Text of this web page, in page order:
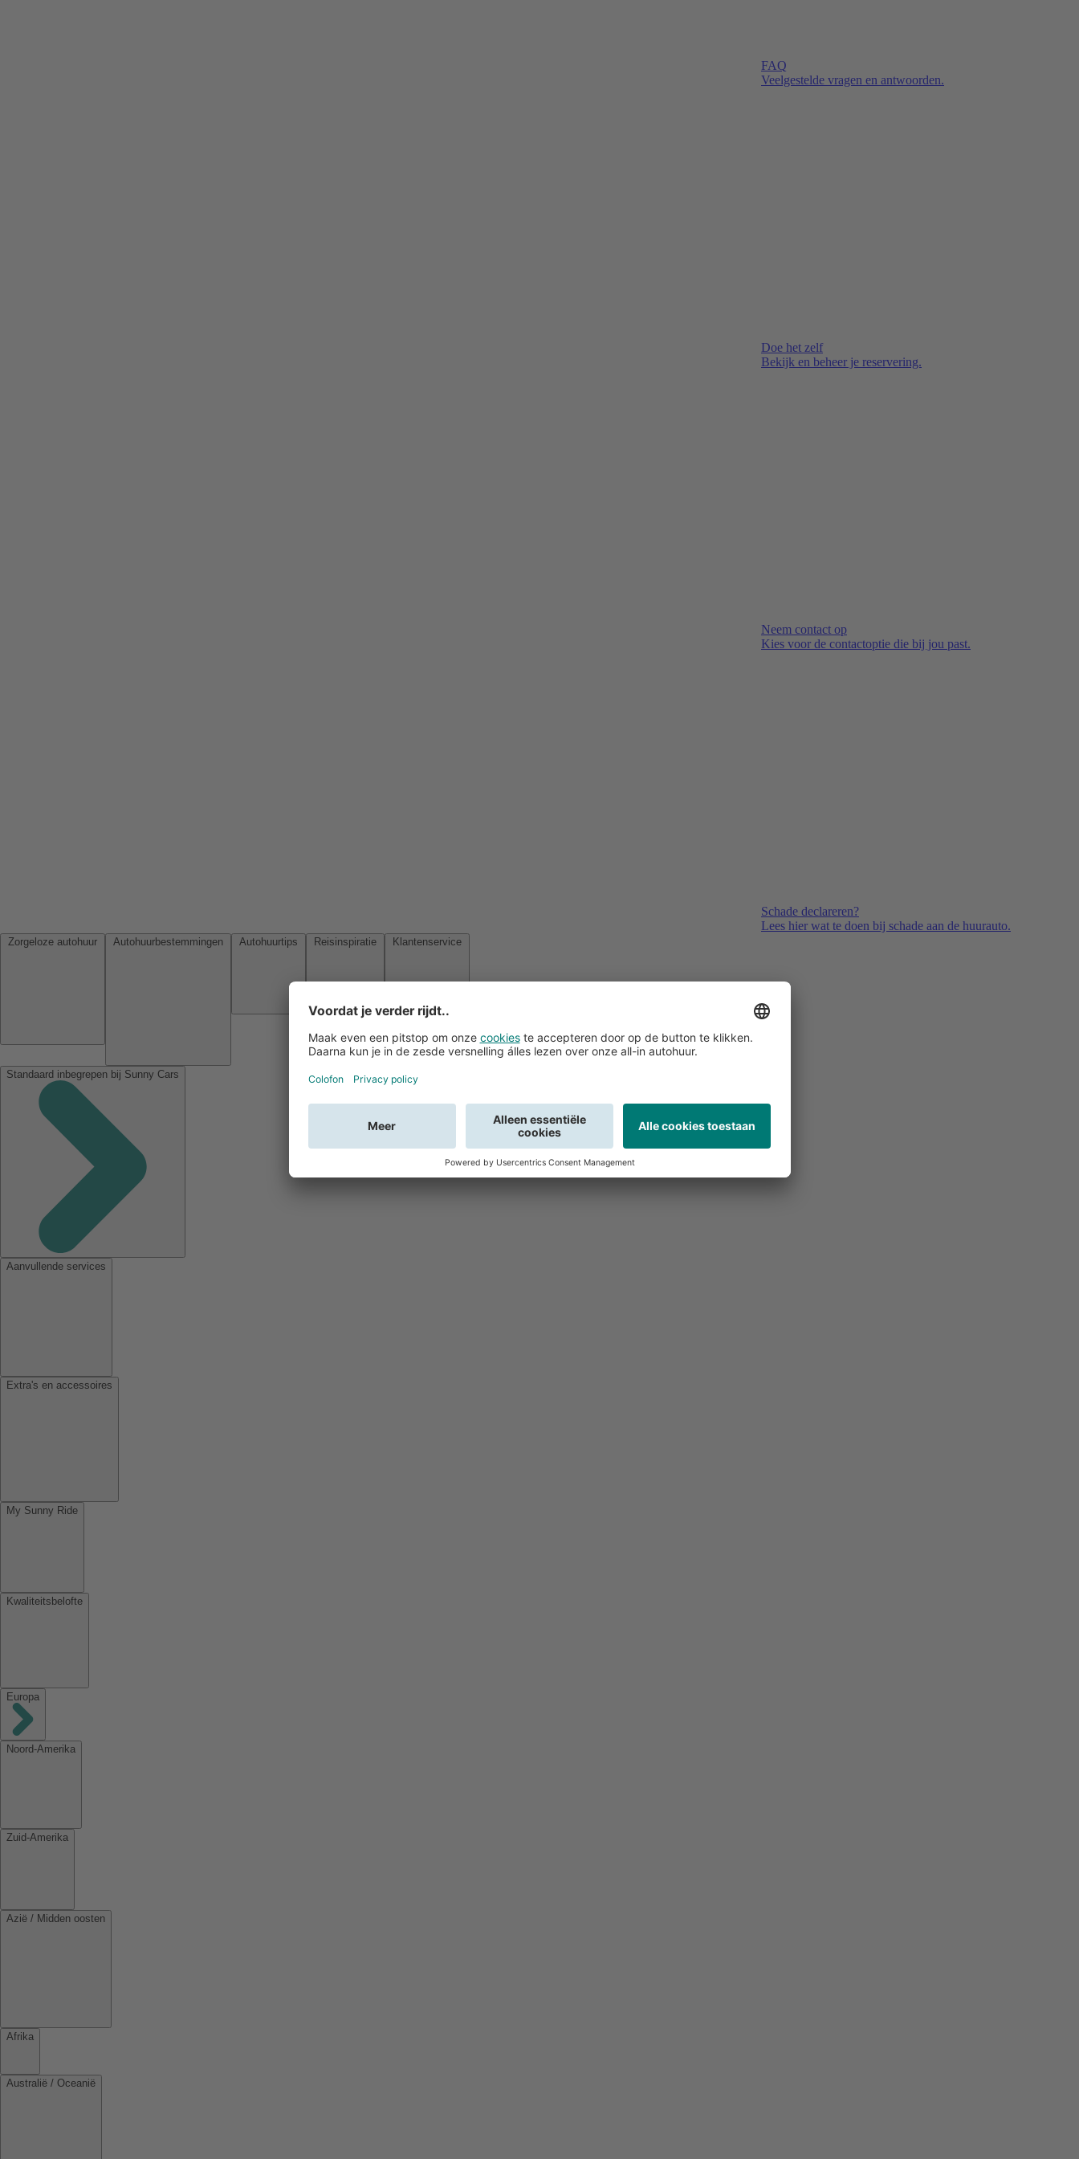
FAQ
Veelgestelde vragen en antwoorden.
Doe het zelf
Bekijk en beheer je reservering.
Neem contact op
Kies voor de contactoptie die bij jou past.
Schade declareren?
Lees hier wat te doen bij schade aan de huurauto.
Standaard inbegrepen bij Sunny Cars
Aanvullende services
Extra's en accessoires
My Sunny Ride
Kwaliteitsbelofte
Europa
Noord-Amerika
Zuid-Amerika
Azië / Midden oosten
Afrika
Australië / Oceanië